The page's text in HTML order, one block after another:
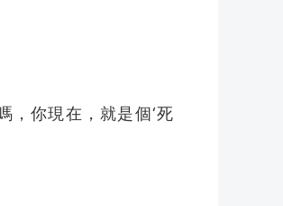
你現在，就是個‘死